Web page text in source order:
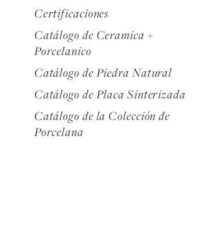
Certificaciones
Catálogo de Ceramica +
Porcelanico
Catálogo de Piedra Natural
Catálogo de Placa Sinterizada
Catálogo de la Colección de
Porcelana